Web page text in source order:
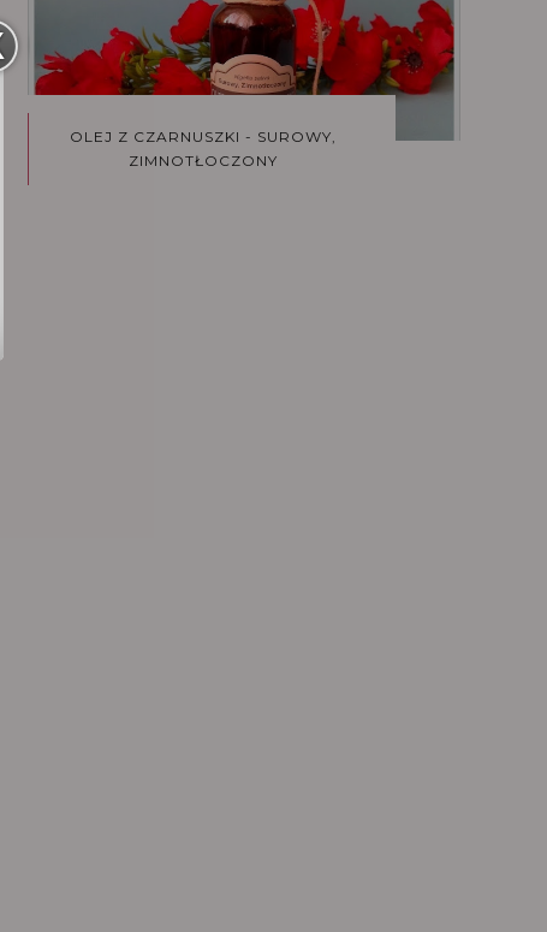
OLEJ Z CZARNUSZKI - SUROWY,
ZIMNOTŁOCZONY